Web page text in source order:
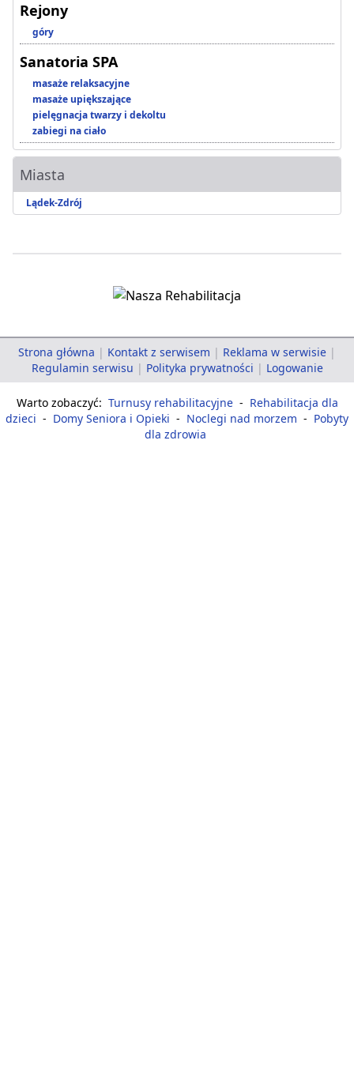
Rejony
góry
Sanatoria SPA
masaże relaksacyjne
masaże upiększające
pielęgnacja twarzy i dekoltu
zabiegi na ciało
Miasta
Lądek-Zdrój
Strona główna | Kontakt z serwisem | Reklama w serwisie |
Regulamin serwisu | Polityka prywatności | Logowanie
Warto zobaczyć: Turnusy rehabilitacyjne - Rehabilitacja dla
dzieci - Domy Seniora i Opieki - Noclegi nad morzem - Pobyty
dla zdrowia